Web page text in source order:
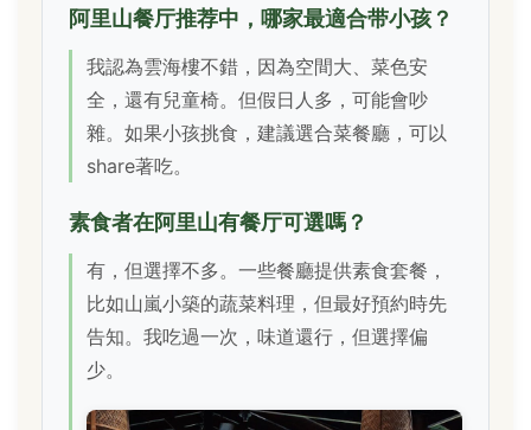
阿里山餐厅推荐中，哪家最適合带小孩？
我認為雲海樓不錯，因為空間大、菜色安
全，還有兒童椅。但假日人多，可能會吵
雜。如果小孩挑食，建議選合菜餐廳，可以
share著吃。
素食者在阿里山有餐厅可選嗎？
有，但選擇不多。一些餐廳提供素食套餐，
比如山嵐小築的蔬菜料理，但最好預約時先
告知。我吃過一次，味道還行，但選擇偏
少。